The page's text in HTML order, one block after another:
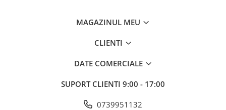
MAGAZINUL MEU
CLIENTI
DATE COMERCIALE
SUPORT CLIENTI 9:00 - 17:00
0739951132